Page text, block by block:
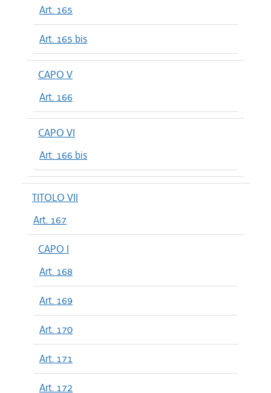
Art. 165
Art. 165 bis
CAPO V
Art. 166
CAPO VI
Art. 166 bis
TITOLO VII
Art. 167
CAPO I
Art. 168
Art. 169
Art. 170
Art. 171
Art. 172